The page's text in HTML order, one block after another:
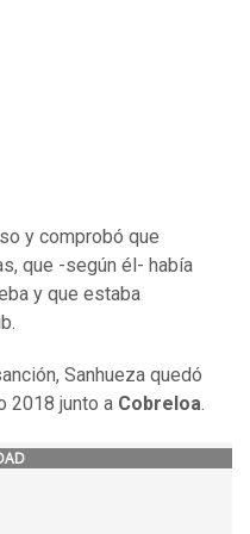
y comprobó que
que -según él- había
y que estaba
Sanhueza quedó
2018 junto a Cobreloa